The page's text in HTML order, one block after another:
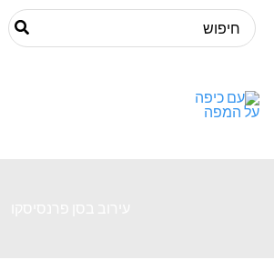
דילוג
לתוכן
Search
for: